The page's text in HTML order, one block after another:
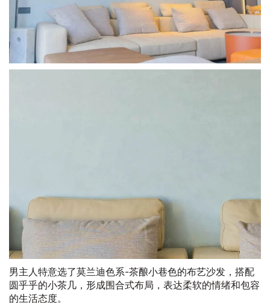
男主人特意选了莫兰迪色系-茶酿小巷色的布艺沙发，搭配
圆乎乎的小茶几，形成围合式布局，表达柔软的情绪和包容
的生活态度。